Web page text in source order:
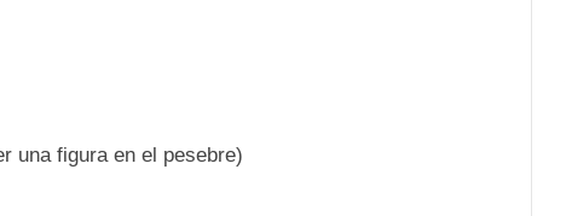
una figura en el pesebre)